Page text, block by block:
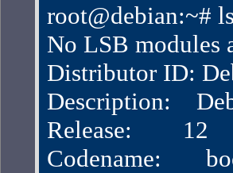
root@debian:~#
No LSB modules
Distributor ID:
Description:
Release:        12
Codename: